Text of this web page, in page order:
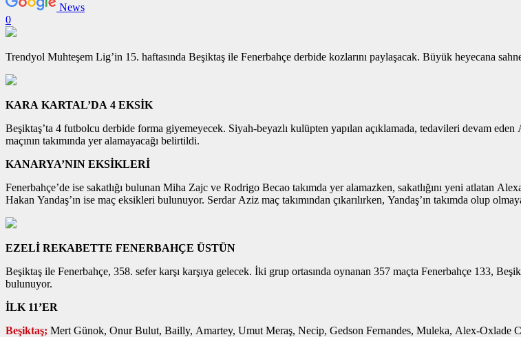
News
0
Trendyol Muhteşem Lig’in 15. haftasında Beşiktaş ile Fenerbahçe derbide kozlarını paylaşacak. Büyük heyecana
KARA KARTAL’DA 4 EKSİK
Beşiktaş’ta 4 futbolcu derbide forma giyemeyecek. Siyah-beyazlı kulüpten yapılan açıklamada, tedavileri devam
maçının takımında yer alamayacağı belirtildi.
KANARYA’NIN EKSİKLERİ
Fenerbahçe’de ise sakatlığı bulunan Miha Zajc ve Rodrigo Becao takımda yer alamazken, sakatlığını yeni atlatan
Hakan Yandaş’ın ise maç eksikleri bulunuyor. Serdar Aziz maç takımından çıkarılırken, Yandaş’ın takımda olup
EZELİ REKABETTE FENERBAHÇE ÜSTÜN
Beşiktaş ile Fenerbahçe, 358. sefer karşı karşıya gelecek. İki grup ortasında oynanan 357 maçta Fenerbahçe 133,
bulunuyor.
İLK 11’ER
Beşiktaş; Mert Günok, Onur Bulut, Bailly, Amartey, Umut Meraş, Necip, Gedson Fernandes, Muleka, Alex-Oxlade